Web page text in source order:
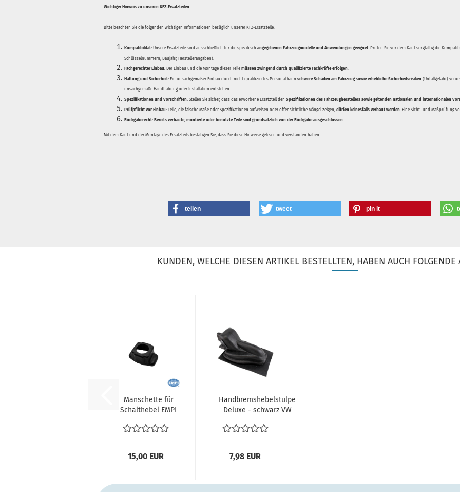
Wichtiger Hinweis zu unseren KFZ-Ersatzteilen
Bitte beachten Sie die folgenden wichtigen Informationen bezüglich unserer KFZ-Ersatzteile:
Kompatibilität: Unsere Ersatzteile sind ausschließlich für die spezifisch angegebenen Fahrzeugmodelle und Anwendungen geeignet. Prüfen Sie vor dem Kauf sorgfältig die
Schlüsselnummern, Baujahr, Herstellerangaben).
Fachgerechter Einbau: Der Einbau und die Montage dieser Teile müssen zwingend durch qualifizierte Fachkräfte erfolgen.
Haftung und Sicherheit: Ein unsachgemäßer Einbau durch nicht qualifiziertes Personal kann schwere Schäden am Fahrzeug sowie erhebliche Sicherheitsrisiken (Unfallgefahr)
unsachgemäße Handhabung oder Installation entstehen.
Spezifikationen und Vorschriften: Stellen Sie sicher, dass das erworbene Ersatzteil den Spezifikationen des Fahrzeugherstellers sowie geltenden nationalen und internationalen
Prüfpflicht vor Einbau: Teile, die falsche Maße oder Spezifikationen aufweisen oder offensichtliche Mängel zeigen, dürfen keinesfalls verbaut werden. Eine Sicht- und Maßprüfung
Rückgaberecht: Bereits verbaute, montierte oder benutzte Teile sind grundsätzlich von der Rückgabe ausgeschlossen.
Mit dem Kauf und der Montage des Ersatzteils bestätigen Sie, dass Sie diese Hinweise gelesen und verstanden haben
teilen tweet pin it
KUNDEN, WELCHE DIESEN ARTIKEL BESTELLTEN, HABEN AUCH FOLGENDE
Manschette für
Schalthebel EMPI
Plastik...
15,00 EUR
Handbremshebelstulpe
Deluxe - schwarz VW
7,98 EUR